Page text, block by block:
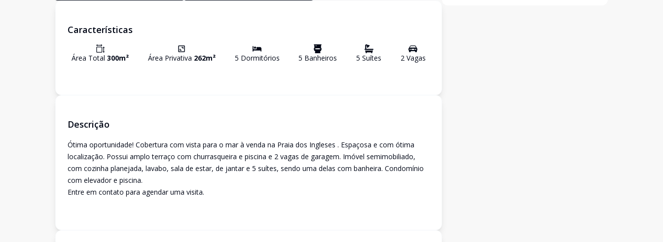
Características
Área Total 300m² Área Privativa 262m² 5 Dormitórios 5 Banheiros 5 Suítes 2Vagas
Descrição
Ótima oportunidade! Cobertura com vista para o mar à venda na Praia dos Ingleses . Espaçosa e com ótima
localização. Possui amplo terraço com churrasqueira e piscina e 2 vagas de garagem. Imóvel semimobiliado,
com cozinha planejada, lavabo, sala de estar, de jantar e 5 suítes, sendo uma delas com banheira. Condomínio
com elevador e piscina.
Entre em contato para agendar uma visita.